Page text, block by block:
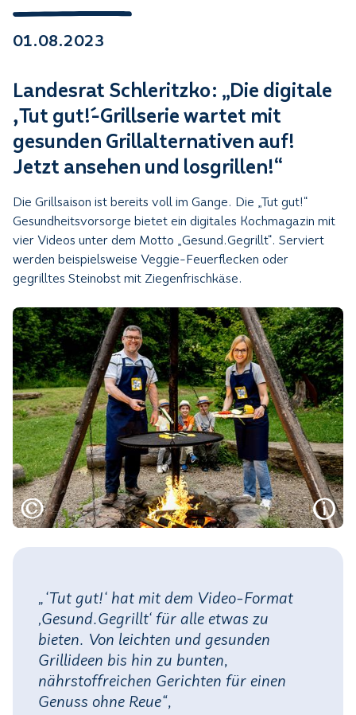
01.08.2023
Landesrat Schleritzko: „Die digitale
,Tut gut!´-Grillserie wartet mit
gesunden Grillalternativen auf!
Jetzt ansehen und losgrillen!“
Die Grillsaison ist bereits voll im Gange. Die „Tut gut!“
Gesundheitsvorsorge bietet ein digitales Kochmagazin mit
vier Videos unter dem Motto „Gesund.Gegrillt“. Serviert
werden beispielsweise Veggie-Feuerflecken oder
gegrilltes Steinobst mit Ziegenfrischkäse.
„‘Tut gut!‘ hat mit dem Video-Format
‚Gesund.Gegrillt‘ für alle etwas zu
bieten. Von leichten und gesunden
Grillideen bis hin zu bunten,
nährstoffreichen Gerichten für einen
Genuss ohne Reue“,